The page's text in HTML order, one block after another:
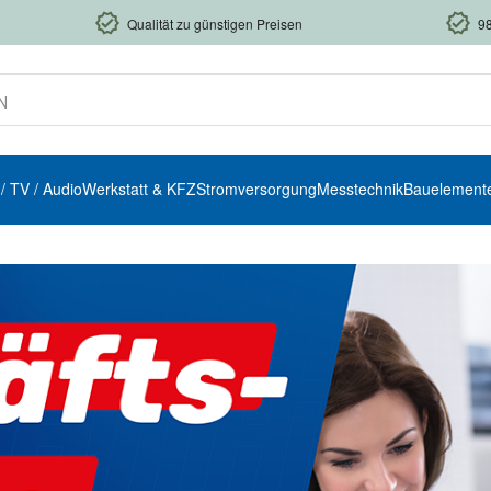
Qualität zu günstigen Preisen
TV / AudioWerkstatt & KFZStromversorgungMesstechnik